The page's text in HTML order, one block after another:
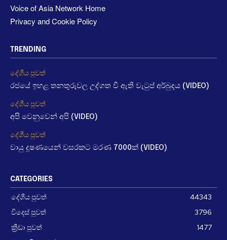
Voice of Asia Network Home
Privacy and Cookie Policy
TRENDING
දේශීය පුවත්
රජයේ ඉහළ තනතුරුවල උද්ගත වී ඇති වැටුප් අර්බුදය (VIDEO)
දේශීය පුවත්
අපි වෙනුවෙන් අපි (VIDEO)
දේශීය පුවත්
වායු දූෂණයෙන් වසරකට මරණ 7000ක් (VIDEO)
CATEGORIES
දේශීය පුවත්
44343
විදෙස් පුවත්
3796
ක්‍රීඩා පුවත්
1477